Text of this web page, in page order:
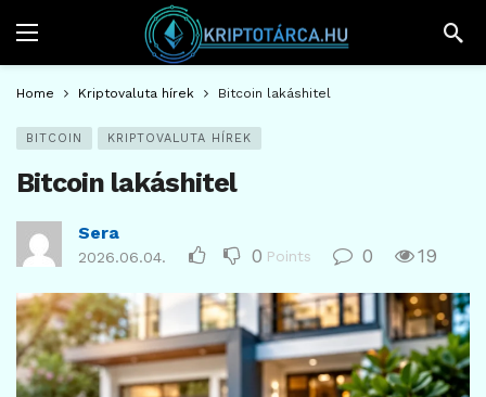
Home Kriptovaluta hírek Bitcoin lakáshitel
BITCOIN KRIPTOVALUTA HÍREK
Bitcoin lakáshitel
Sera
2026.06.04. 0 Points 0 19